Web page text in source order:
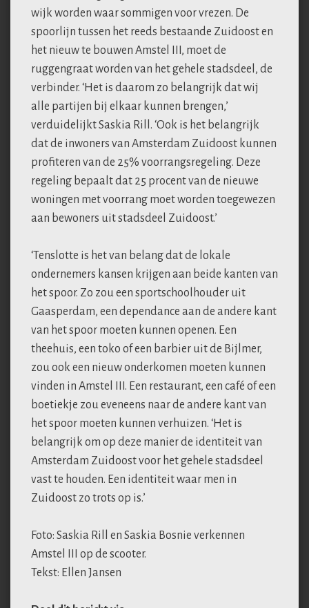
wijk worden waar sommigen voor vrezen. De
spoorlijn tussen het reeds bestaande Zuidoost en
het nieuw te bouwen Amstel III, moet de
ruggengraat worden van het gehele stadsdeel, de
verbinder. ‘Het is daarom zo belangrijk dat wij
alle partijen bij elkaar kunnen brengen,’
verduidelijkt Saskia Rill. ‘Ook is het belangrijk
dat de inwoners van Amsterdam Zuidoost kunnen
profiteren van de 25% voorrangsregeling. Deze
regeling bepaalt dat 25 procent van de nieuwe
woningen met voorrang moet worden toegewezen
aan bewoners uit stadsdeel Zuidoost.’
‘Tenslotte is het van belang dat de lokale
ondernemers kansen krijgen aan beide kanten van
het spoor. Zo zou een sportschoolhouder uit
Gaasperdam, een dependance aan de andere kant
van het spoor moeten kunnen openen. Een
theehuis, een toko of een barbier uit de Bijlmer,
zou ook een nieuw onderkomen moeten kunnen
vinden in Amstel III. Een restaurant, een café of een
boetiekje zou eveneens naar de andere kant van
het spoor moeten kunnen verhuizen. ‘Het is
belangrijk om op deze manier de identiteit van
Amsterdam Zuidoost voor het gehele stadsdeel
vast te houden. Een identiteit waar men in
Zuidoost zo trots op is.’
Foto: Saskia Rill en Saskia Bosnie verkennen
Amstel III op de scooter.
Tekst: Ellen Jansen